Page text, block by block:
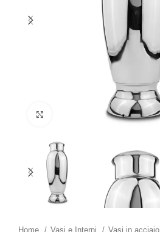
Click to enlarge
Home Vasi e Interni
Vasi in acciaio